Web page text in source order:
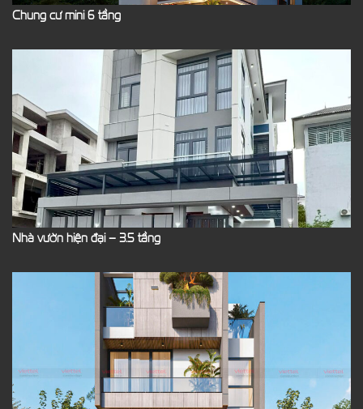
Chung cư mini 6 tầng
Nhà vườn hiện đại – 3.5 tầng